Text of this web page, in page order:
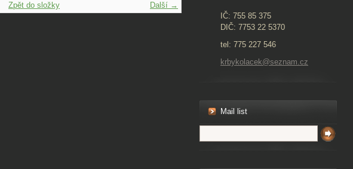
Další →
Zpět do složky
IČ: 755 85 375
DIČ: 7753 22 5370
tel: 775 227 546
krbykolacek@seznam.cz
Mail list